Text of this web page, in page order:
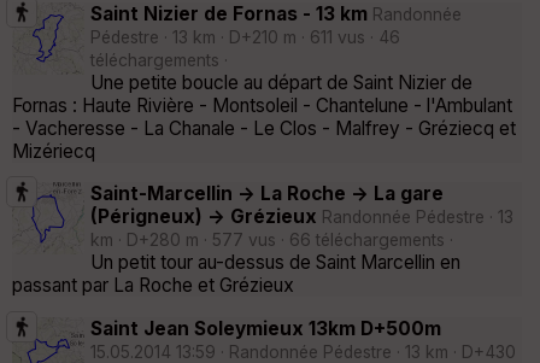
Saint Nizier de Fornas - 13 km Randonnée
Pédestre · 13 km · D+210 m · 611 vus · 46
téléchargements ·
Une petite boucle au départ de Saint Nizier de
Fornas : Haute Rivière - Montsoleil - Chantelune - l'Ambulant
- Vacheresse - La Chanale - Le Clos - Malfrey - Gréziecq et
Mizériecq
Saint-Marcellin -> La Roche -> La gare
(Périgneux) -> Grézieux Randonnée Pédestre · 13
km · D+280 m · 577 vus · 66 téléchargements ·
Un petit tour au-dessus de Saint Marcellin en
passant par La Roche et Grézieux
Saint Jean Soleymieux 13km D+500m
15.05.2014 13:59 · Randonnée Pédestre · 13 km · D+430